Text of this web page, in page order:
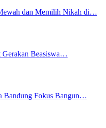
dan Memilih Nikah di…
Gerakan Beasiswa…
Bandung Fokus Bangun…